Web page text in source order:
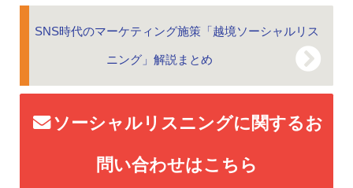
SNS時代のマーケティング施策「越境ソーシャルリス
ニング」解説まとめ
ソーシャルリスニングに関するお
問い合わせはこちら